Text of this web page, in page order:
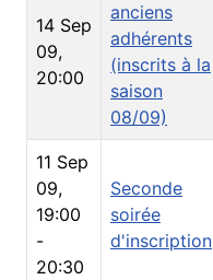
14 Sep
09,
20:00
anciens
adhérents
(inscrits à la
saison
08/09)
11 Sep
09,
19:00
-
20:30
Seconde
soirée
d'inscription